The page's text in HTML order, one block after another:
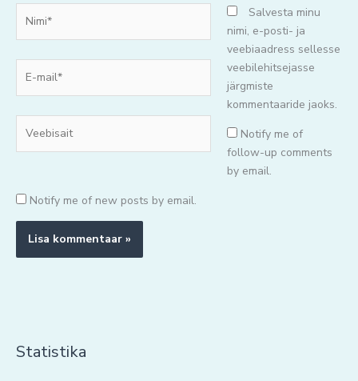
mail*
Salvesta minu
nimi, e-posti- ja
veebiaadress sellesse
veebilehitsejasse
järgmiste
kommentaaride jaoks.
Notify me of
follow-up comments
by email.
Notify me of new posts by email.
Statistika